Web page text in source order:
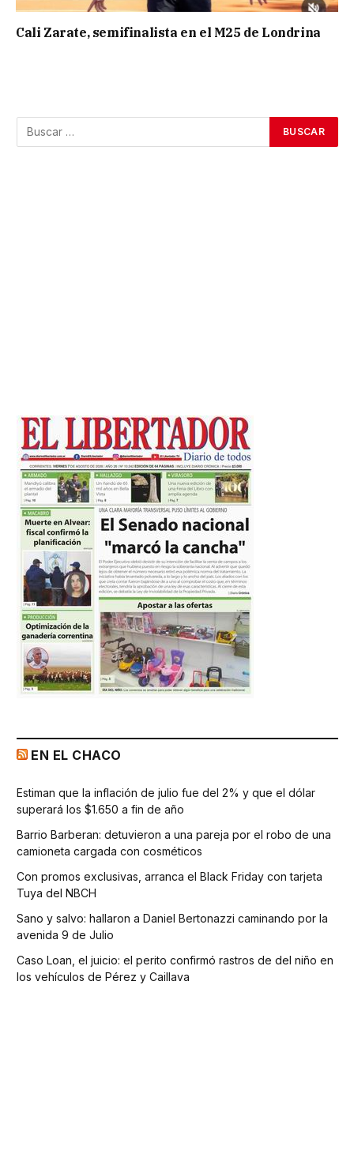
Cali Zarate, semifinalista en el M25 de Londrina
EN EL CHACO
Estiman que la inflación de julio fue del 2% y que el dólar
superará los $1.650 a fin de año
Barrio Barberan: detuvieron a una pareja por el robo de una
camioneta cargada con cosméticos
Con promos exclusivas, arranca el Black Friday con tarjeta
Tuya del NBCH
Sano y salvo: hallaron a Daniel Bertonazzi caminando por la
avenida 9 de Julio
Caso Loan, el juicio: el perito confirmó rastros de del niño en
los vehículos de Pérez y Caillava